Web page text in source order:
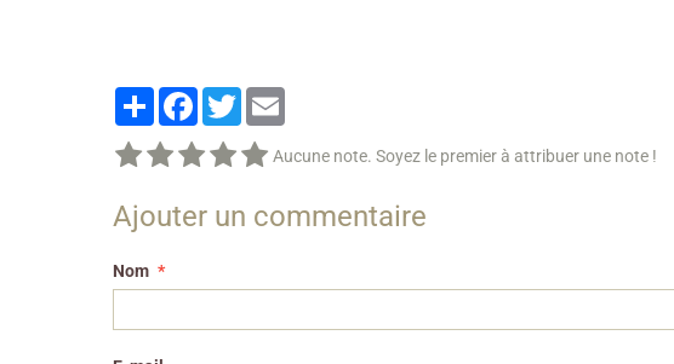
PartagerFacebook
Twitter
Aucune note. Soyez le premier à attribuer une note !
Ajouter un commentaire
Nom